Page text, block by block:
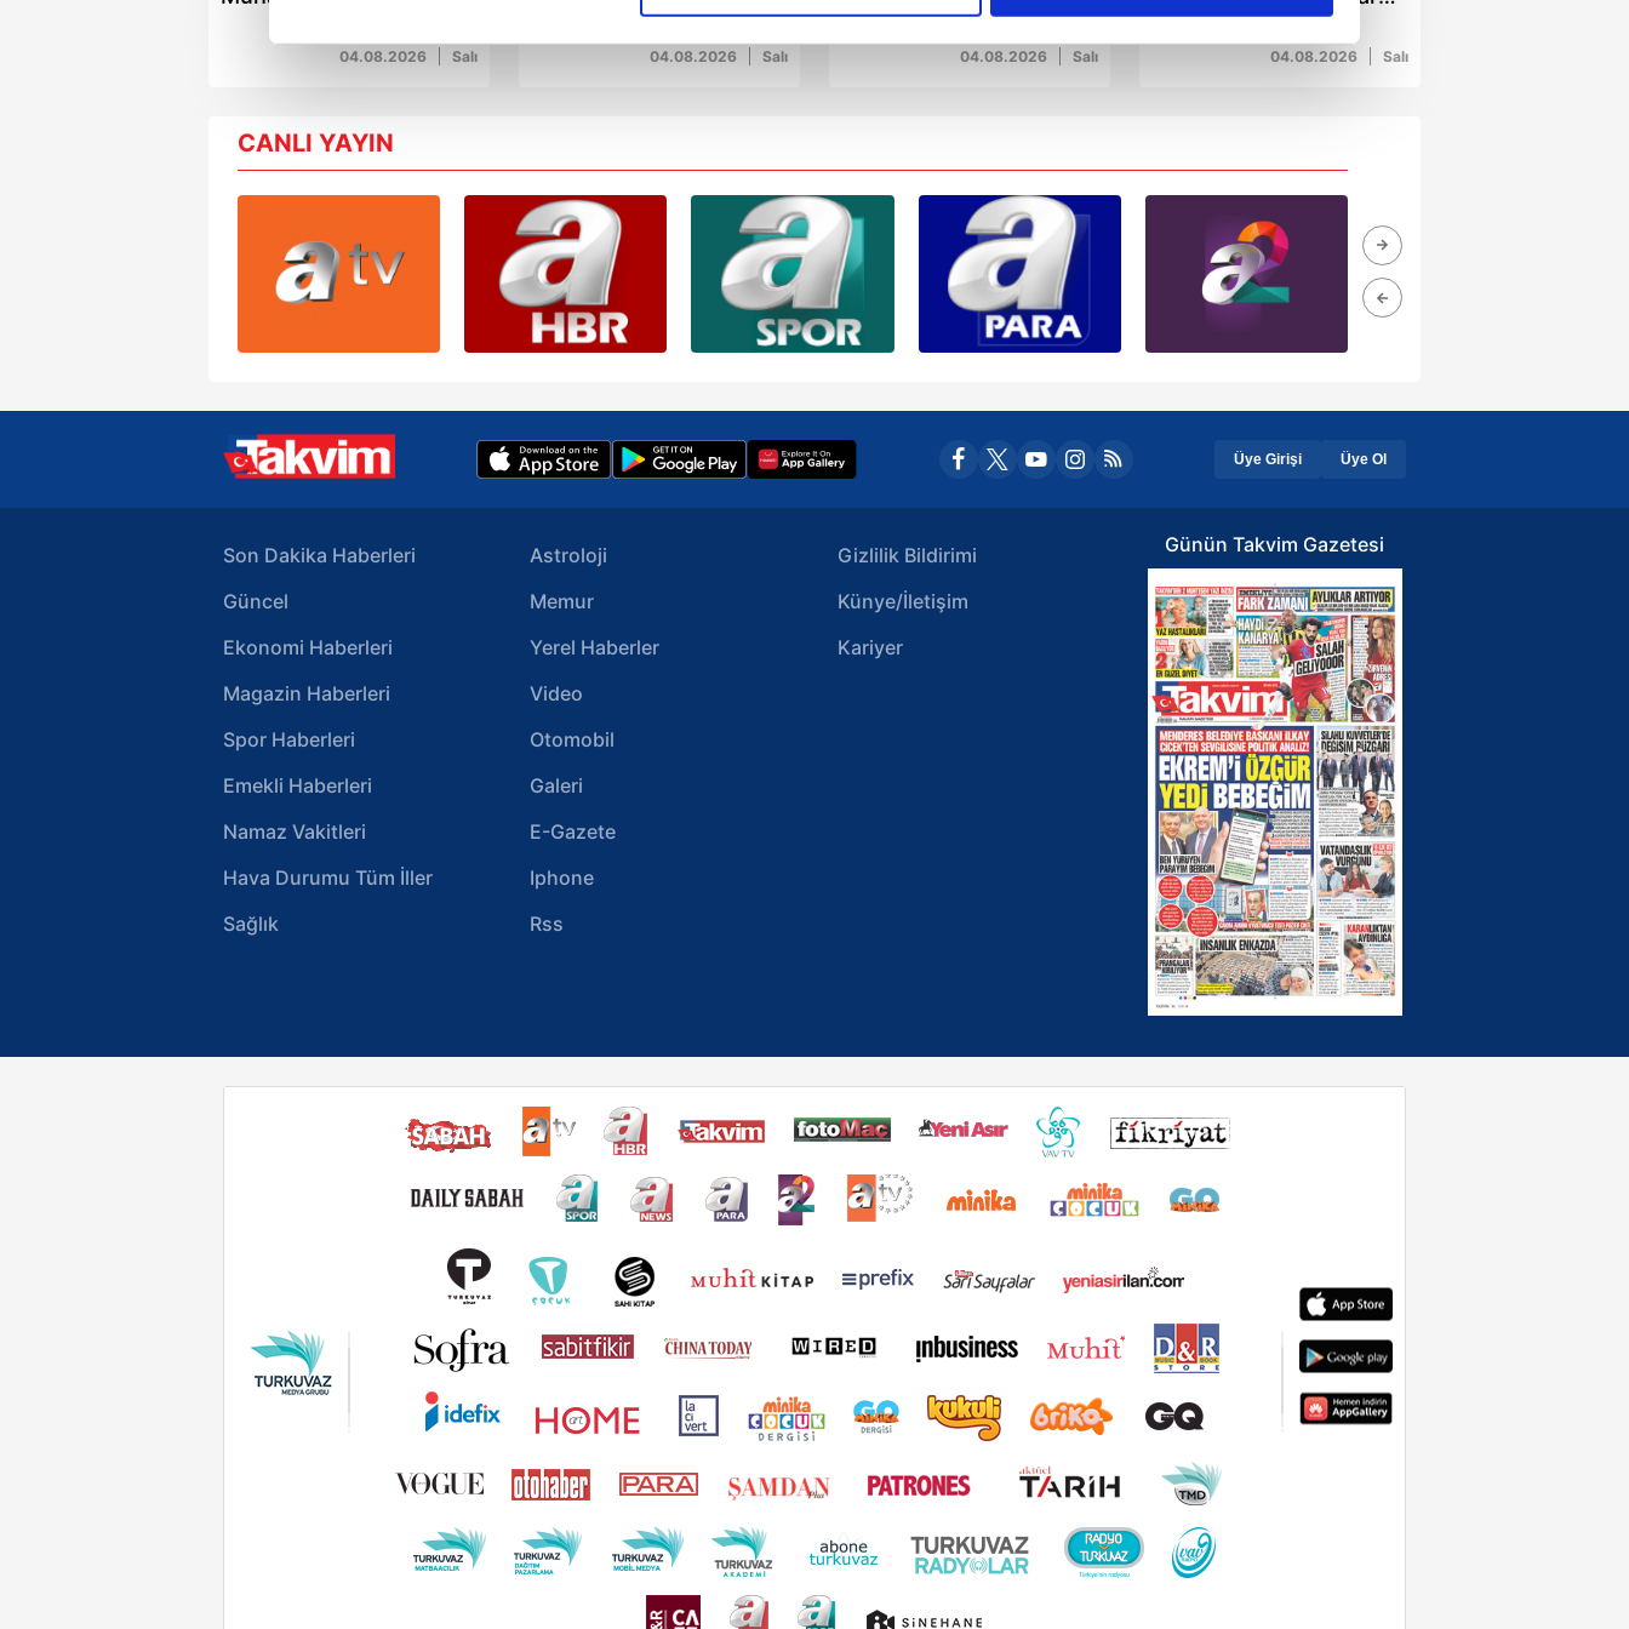
amacıyla kullanılmaktadır. Diğer çerezler, sitemizin daha işlevsel kılınması ve kişiselleştirilmesi ve sizlere yönelik
reklam/pazarlama faaliyetlerinin yapılması, amaçlarıyla sınırlı olarak açık rızanız dahilinde kullanılacaktır.
Çerezlere ilişkin tercihlerinizi aşağıda yer alan panel vasıtasıyla belirleyebilirsiniz. Çerezlere ilişkin detaylı bilgi için Ayarlar
butonuna tıklayabilir,
Çerez Bilgilendirme Metnimiziziyaret edebilirsiniz.
6698 sayılı Kişisel Verilerin Korunması Kanunu uyarınca hazırlanmış Aydınlatma Metnimizi okumak ve sitemizde ilgili
mevzuata uygun olarak kullanılan çerezlerle ilgili bilgi almak için lütfen
tıklayınız
04.08.2026 Salı 04.08.2026 Salı
kamera kaydında
04.08.2026 Salı
ve görev süresi
uzatmaları 04.08.2026 Salı
CANLI YAYIN
Üye Girişi Üye Ol
Son Dakika Haberleri
Güncel
Ekonomi Haberleri
Magazin Haberleri
Spor Haberleri
Emekli Haberleri
Namaz Vakitleri
Hava Durumu Tüm İller
Sağlık
Astroloji
Memur
Yerel Haberler
Video
Otomobil
Galeri
E-Gazete
Iphone
Rss
Gizlilik Bildirimi
Künye/İletişim
Kariyer
Günün Takvim Gazetesi